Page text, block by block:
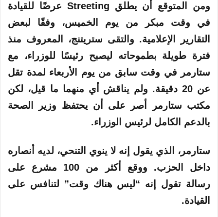
ومن المتوقع أن يطلق Streeting عرضًا للقيادة
في وقت مبكر من يوم الخميس، وفقًا لبعض
التقارير الإعلامية. والتقى ستريتنج، المعروف منذ
فترة طويلة بطموحاته ليصبح رئيسًا للوزراء، مع
ستارمر في وقت سابق من يوم الأربعاء لمدة تقل
عن 20 دقيقة. ولم يناقش أي منهما ما قيل، لكن
مكتب ستارمر أصر على أن يحتفظ وزير الصحة
بالدعم الكامل لرئيس الوزراء.
ستارمر، الذي يقول إنه لا ينوي التنحي، لديه أنصاره
داخل الحزب. ووقع أكثر من 100 مشرع على
رسالة تقول إنه “ليس هناك وقت” لتنافس على
القيادة.